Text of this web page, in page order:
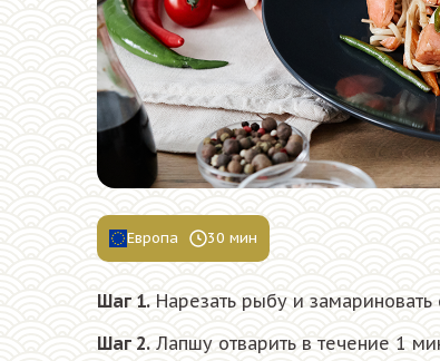
Европа 30 мин
Шаг 1. Нарезать рыбу и
Шаг 2. Лапшу отварить в течение 1